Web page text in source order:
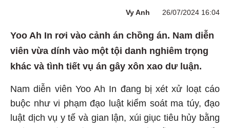
Vy Anh 26/07/2024 16:04
Yoo Ah In rơi vào cảnh án chồng án. Nam diễn
viên vừa dính vào một tội danh nghiêm trọng
khác và tình tiết vụ án gây xôn xao dư luận.
Nam diễn viên Yoo Ah In đang bị xét xử loạt cáo
buộc như vi phạm đạo luật kiểm soát ma túy, đạo
luật dịch vụ y tế và gian lận, xúi giục tiêu hủy bằng